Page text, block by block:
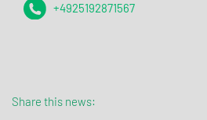
+4925192871567
Share this news: